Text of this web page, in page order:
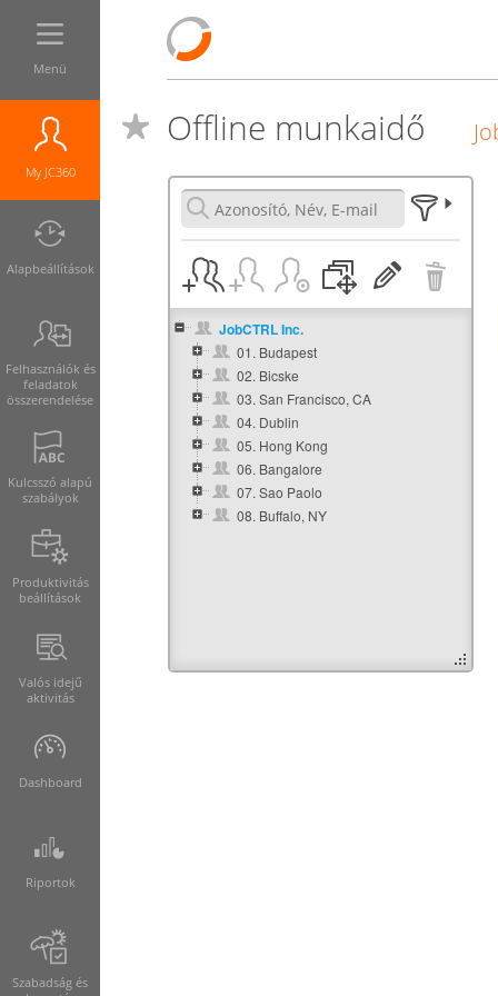
Menü
My JC360
Alapbeállítások
Felhasználók és
feladatok
összerendelése
Kulcsszó alapú
szabályok
Produktivitás
beállítások
Valós idejű
aktivitás
Dashboard
Riportok
Szabadság és
Offline munkaidő
JobCTRL Inc.
01. Budapest
02. Bicske
03. San Francisco, CA
04. Dublin
05. Hong Kong
06. Bangalore
07. Sao Paolo
08. Buffalo, NY